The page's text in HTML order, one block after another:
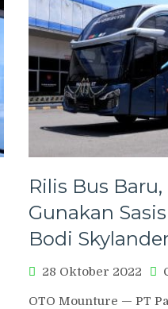
Rilis Bus
Gunakan
Bodi
28 Oktober 2022
OTO Mounture — PT